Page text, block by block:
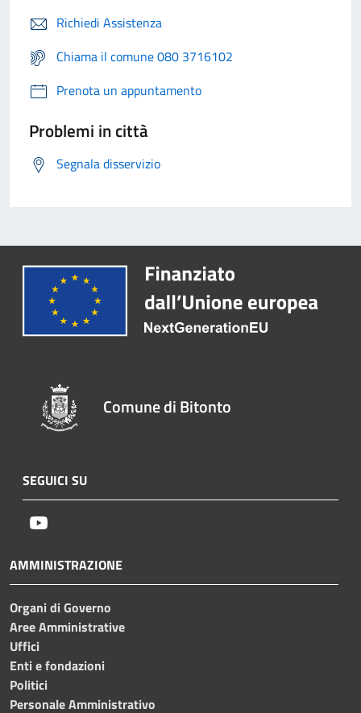
Richiedi Assistenza
Chiama il comune 080 3716102
Prenota un appuntamento
Problemi in città
Segnala disservizio
Comune di Bitonto
SEGUICI SU
AMMINISTRAZIONE
Organi di Governo
Aree Amministrative
Uffici
Enti e fondazioni
Politici
Personale Amministrativo